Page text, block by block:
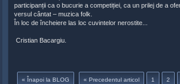
participanții ca o bucurie a competiției, ca un prilej de a
versul cântat – muzica folk.
În loc de încheiere las loc cuvintelor nerostite...
Cristian Bacargiu.
« Înapoi la BLOG « Precedentul articol 1 2